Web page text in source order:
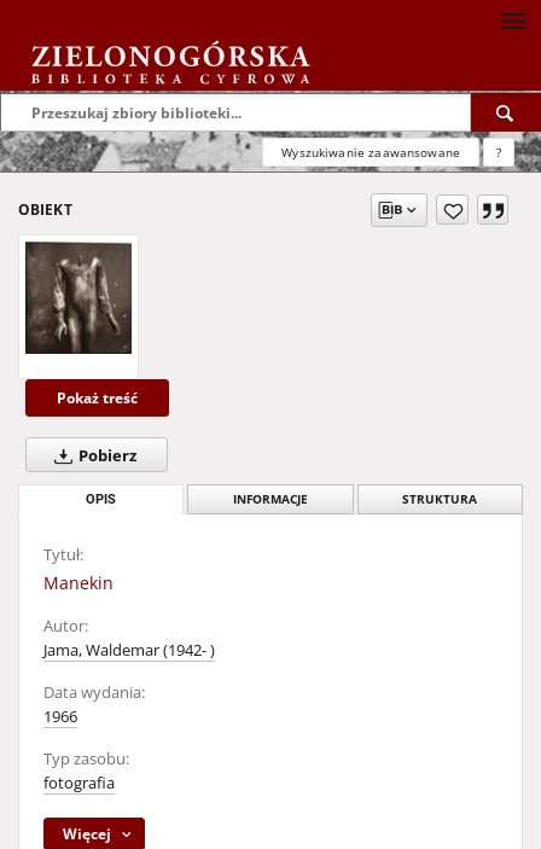
Wyszukiwanie zaawansowane ?
OBIEKT
Pokaż treść
Pobierz
OPIS INFORMACJE STRUKTURA
Tytuł:
Manekin
Autor:
Jama, Waldemar (1942- )
Data wydania:
1966
Typ zasobu:
fotografia
Więcej